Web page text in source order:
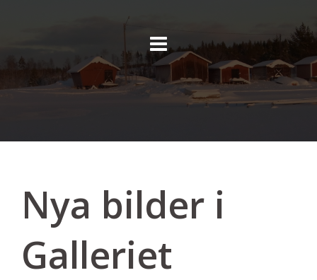
Nya bilder i
Galleriet